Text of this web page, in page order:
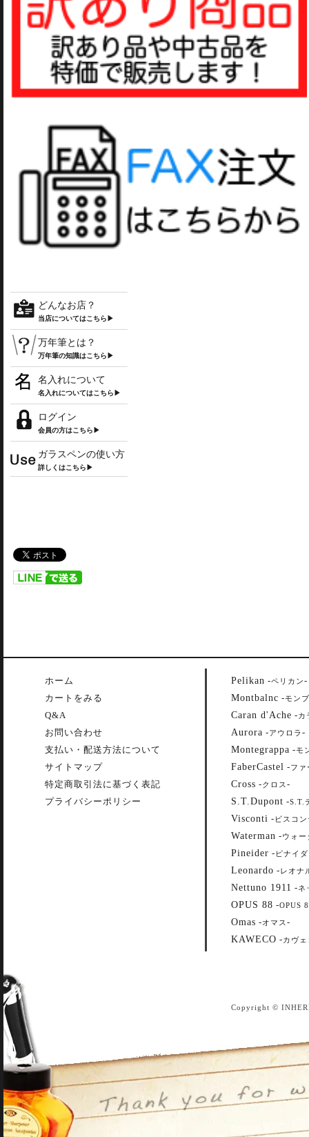
どんなお店？
当店についてはこちら▶
万年筆とは？
万年筆の知識はこちら▶
名入れについて
名入れについてはこちら▶
ログイン
会員の方はこちら▶
ガラスペンの使い方
詳しくはこちら▶
ホーム
カートをみる
Q&A
お問い合わせ
支払い・配送方法について
サイトマップ
特定商取引法に基づく表記
プライバシーポリシー
Pelikan -ペリカン-
Montbalnc -モン
Caran d'Ache -カ
Aurora -アウロラ -
Montegrappa -モ
FaberCastel -ファ
Cross -クロス -
S.T.Dupont -S.T.
Visconti - ビスコ
Waterman -ウォー
Pineider - ピナイ
Leonardo -レオナ
Nettuno 1911 -ネ
OPUS 88 -OPUS
Omas -オマス -
KAWECO -カヴェ
Copyright ©